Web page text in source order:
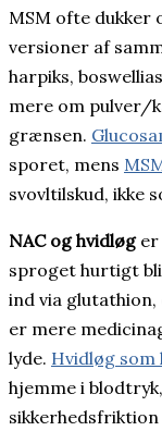
MSM ofte dukker
versioner af
harpiks,
mere om pulver/
grænsen.
sporet, mens
svovltilskud, ikke
NAC og hvidløger
sproget hurtigt
ind via glutathion,
er mere
lyde. Hvidløg som
hjemme i